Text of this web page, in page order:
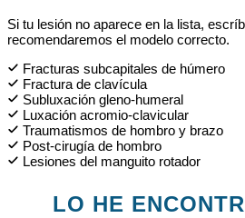
Si tu lesión no aparece en la lista,
recomendaremos el modelo correcto.
Fracturas subcapitales de húmero
Fractura de clavícula
Subluxación gleno-humeral
Luxación acromio-clavicular
Traumatismos de hombro y brazo
Post-cirugía de hombro
Lesiones del manguito rotador
LO HE